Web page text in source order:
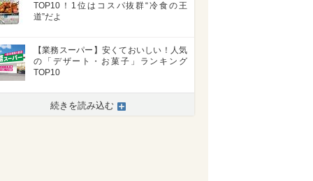
TOP10！1位はコスパ抜群“冷食の王
道”だよ
【業務スーパー】安くておいしい！人気
の「デザート・お菓子」ランキング
TOP10
続きを読み込む